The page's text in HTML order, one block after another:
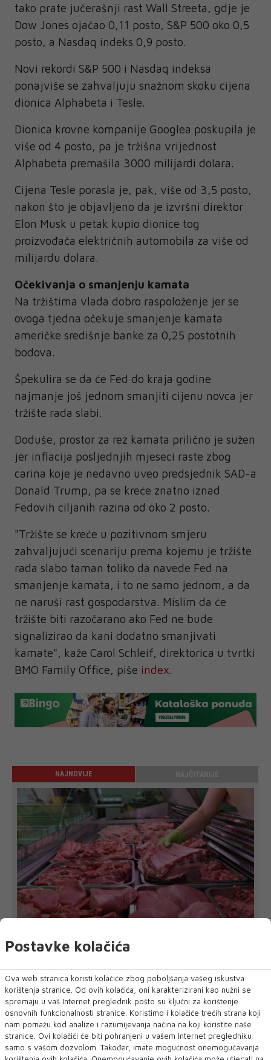
tako prate jučerašnji rast Wall Streeta, gdje je
Dow Jones ojačao 0,11 posto, S&P 500 oko 0,5
posto, a Nasdaq indeks 0,9 posto.
Novi rekordi S&P 500 i Nasdaq indeksa
ponajviše se zahvaljuju snažnom skoku cijena
dionica Alphabeta i Tesle.
Dionica krovne kompanije Googlea poskupila je
više od 4 posto, pa je tržišna vrijednost
Alphabeta premašila 3000 milijardi dolara.
Cijena Tesle porasla je, pak, više od 3,5 posto,
nakon što je objavljeno da je izvršni direktor
Elon Musk u petak kupio dionice tog
proizvođača električnih automobila za više od
milijardu dolara.
Očekivanja o smanjenju kamata
Na tržištima vlada dobro raspoloženje jer se
ovoga tjedna očekuje smanjenje kamata
američke središnje banke za 0,25 postotnih
bodova.
Špekulira se da će Fed do kraja godine
najmanje još jednom smanjiti cijenu novca jer
tržište rada slabi.
Doduše, prostor za rez kamata prilično je sužen
jer inflacija posljednjih mjeseci raste zbog
carina koje je nedavno uveo predsjednik SAD-a
Donald Trump, pa se kreće znatno iznad
Fedovih ciljanih razina od oko 2 posto.
"Tržište se kreće u pozitivnom smjeru
zahvaljujući scenariju prema kojemu je tržište
rada slabo taman toliko da navede Fed na
smanjenje kamata, i to ne samo jednom, a da
ne naruši rast gospodarstva. Mislim da će
tržište biti razočarano ako Fed ne bude
signalizirao da kani dodatno smanjivati
kamate", kaže Carol Schleif, direktorica u tvrtki
BMO Family Office, piše index.
NAJNOVIJE
povučenom i uništenom mesu, prekršaji
utvrđeni u 40 kontrola
SARAJEVO - U Federaciji Bosne i Hercegovine ne postoji
jedinstvena baza podataka o kontr...
Postavke kolačića
Ova web stranica koristi kolačiće zbog poboljšanja vašeg iskustva
korištenja stranice. Od ovih kolačića, oni karakterizirani kao nužni se
spremaju u vaš Internet preglednik pošto su ključni za korištenje
osnovnih funkcionalnosti stranice. Koristimo i kolačiće trećih strana koji
nam pomažu kod analize i razumijevanja načina na koji koristite naše
stranice. Ovi kolačići će biti pohranjeni u vašem Internet pregledniku
samo s vašom dozvolom. Također, imate mogućnost onemogućavanja